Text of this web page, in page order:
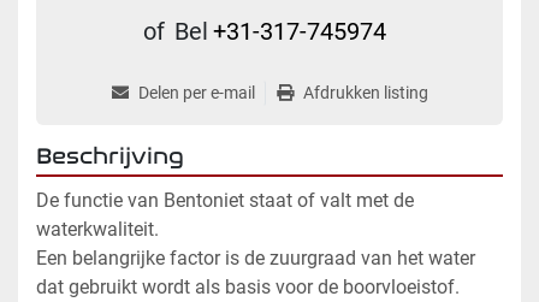
of Bel +31-317-745974
Delen per e-mail Afdrukken listing
Beschrijving
De functie van Bentoniet staat of valt met de
waterkwaliteit.
Een belangrijke factor is de zuurgraad van het water
dat gebruikt wordt als basis voor de boorvloeistof.